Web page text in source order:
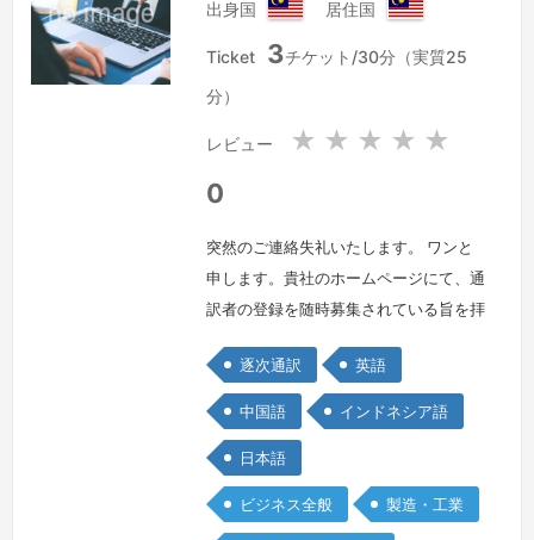
出身国
レ
ア
居住国
レ
ア
Ticket 3チケット/30分（実質25
分）
レビュー ★ ★ ★ ★ ★
0
突然のご連絡失礼いたします。 ワンと
申します。貴社のホームページにて、通
訳者の登録を随時募集されている旨を拝
絡差し上げました。私はこれまで、日本
語、英語、中国語、マレー語通訳とし
て、約16年の実務経験がございます。
主に製造、ビジネス、観光などの分野を
専門としております。つきましては、履
歴書および職務経歴書を添付いたしまし
逐次通訳 英語
中国語 インドネシア語
日本語
ビジネス全般 製造・工業